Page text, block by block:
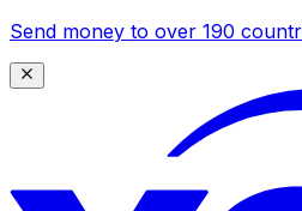
Send money to over 190